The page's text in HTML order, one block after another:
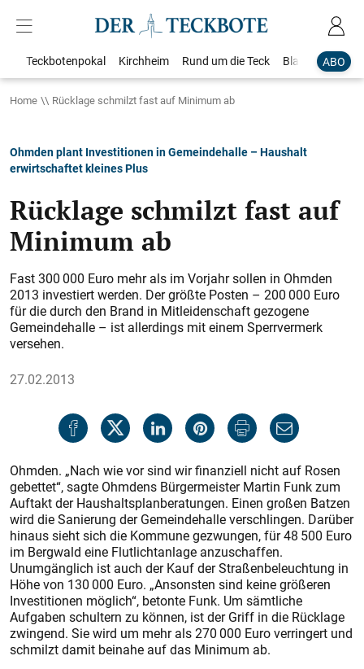
ABO
Teckbotenpokal Kirchheim Rund um die Teck Blaulicht
Home Rücklage schmilzt fast auf Minimum ab
Ohmden plant Investitionen in Gemeindehalle – Haushalt
erwirtschaftet kleines Plus
Rücklage schmilzt fast auf
Minimum ab
Fast 300 000 Euro mehr als im Vorjahr sollen in Ohmden
2013 investiert werden. Der größte Posten – 200 000 Euro
für die durch den Brand in Mitleidenschaft gezogene
Gemeindehalle – ist allerdings mit einem Sperrvermerk
versehen.
27.02.2013
Ohmden. „Nach wie vor sind wir finanziell nicht auf Rosen
gebettet“, sagte Ohmdens Bürgermeister Martin Funk zum
Auftakt der Haushaltsplanberatungen. Einen großen Batzen
wird die Sanierung der Gemeindehalle verschlingen. Darüber
hi­naus sieht sich die Kommune gezwungen, für 48 500 Euro
im Bergwald eine Flutlichtanlage anzuschaffen.
Unumgänglich ist auch der Kauf der Straßenbeleuchtung in
Höhe von 130 000 Euro. „Ansonsten sind keine größeren
Investitionen möglich“, betonte Funk. Um sämtliche
Aufgaben schultern zu können, ist der Griff in die Rücklage
zwingend. Sie wird um mehr als 270 000 Euro verringert und
schmilzt damit beinahe auf das Minimum ab.